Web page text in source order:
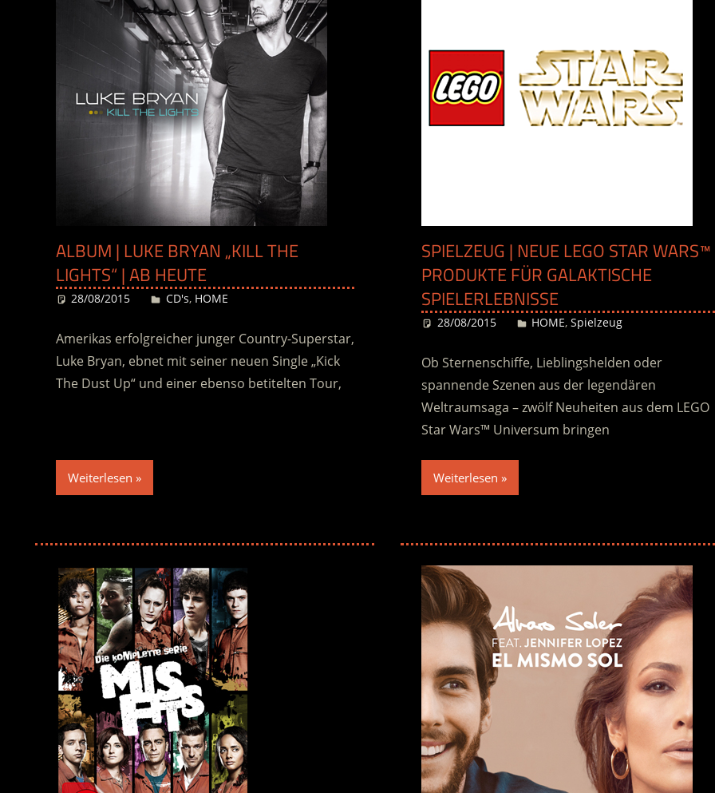
ALBUM | LUKE BRYAN „KILL THE
LIGHTS“ | AB HEUTE
28/08/2015 Desiree
CD's, HOME
Amerikas erfolgreicher junger Country-Superstar,
Luke Bryan, ebnet mit seiner neuen Single „Kick
The Dust Up“ und einer ebenso betitelten Tour,
Weiterlesen
SPIELZEUG | NEUE LEGO STAR WARS™
PRODUKTE FÜR GALAKTISCHE
SPIELERLEBNISSE
28/08/2015 Desiree
HOME,Spielzeug
Ob Sternenschiffe, Lieblingshelden oder
spannende Szenen aus der legendären
Weltraumsaga – zwölf Neuheiten aus dem LEGO
Star Wars™ Universum bringen
Weiterlesen